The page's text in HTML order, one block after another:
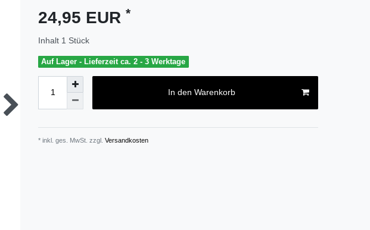
24,95 EUR *
Inhalt 1 Stück
Auf Lager - Lieferzeit ca. 2 - 3 Werktage
In den Warenkorb
* inkl. ges. MwSt. zzgl. Versandkosten